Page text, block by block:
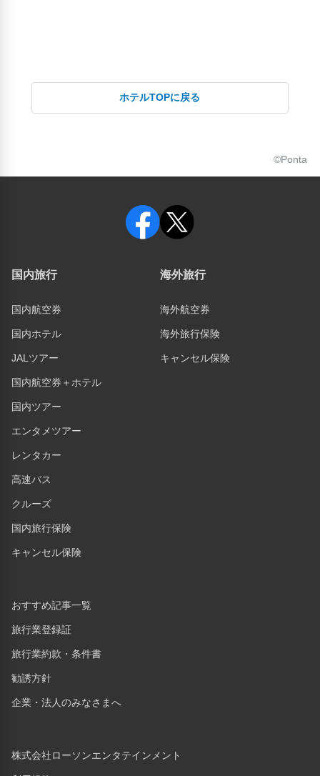
ホテルTOPに戻る
©Ponta
国内旅行
国内航空券
国内ホテル
JALツアー
国内航空券＋ホテル
国内ツアー
エンタメツアー
レンタカー
高速バス
クルーズ
国内旅行保険
キャンセル保険
海外旅行
海外航空券
海外旅行保険
キャンセル保険
おすすめ記事一覧
旅行業登録証
旅行業約款・条件書
勧誘方針
企業・法人のみなさまへ
株式会社ローソンエンタテインメント